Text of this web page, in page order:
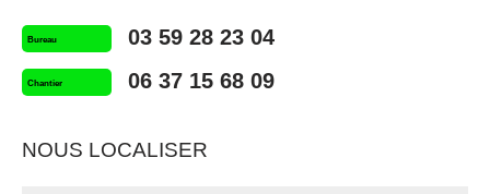
Bureau 03 59 28 23 04
Chantier 06 37 15 68 09
NOUS LOCALISER